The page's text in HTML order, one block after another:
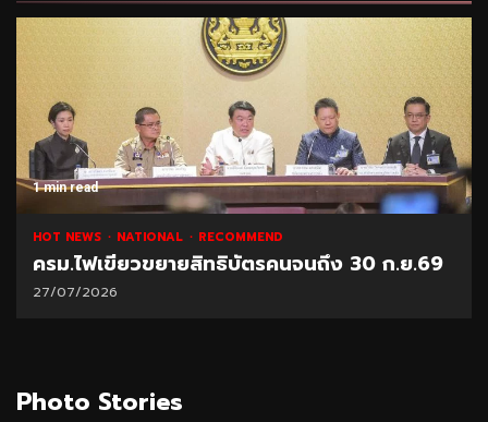
1 min read
HOT NEWS NATIONAL RECOMMEND
ครม.ไฟเขียวขยายสิทธิบัตรคนจนถึง 30 ก.ย.69
27/07/2026
Photo Stories